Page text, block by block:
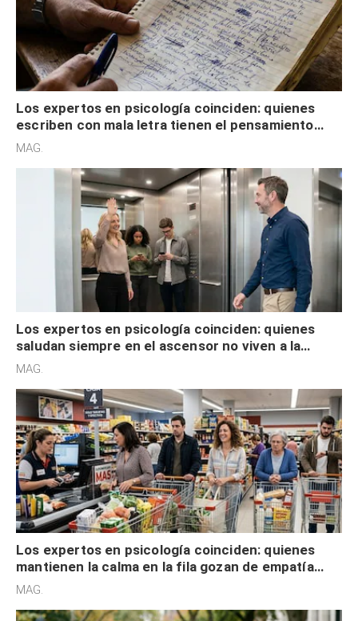
Los expertos en psicología coinciden: quienes
escriben con mala letra tienen el pensamiento
acelerado y no lo hacen por desinterés
MAG.
Los expertos en psicología coinciden: quienes
saludan siempre en el ascensor no viven a la
defensiva y tienen apertura social
MAG.
Los expertos en psicología coinciden: quienes
mantienen la calma en la fila gozan de empatía
cognitiva, gratitud y no solo tienen autocontrol
MAG.